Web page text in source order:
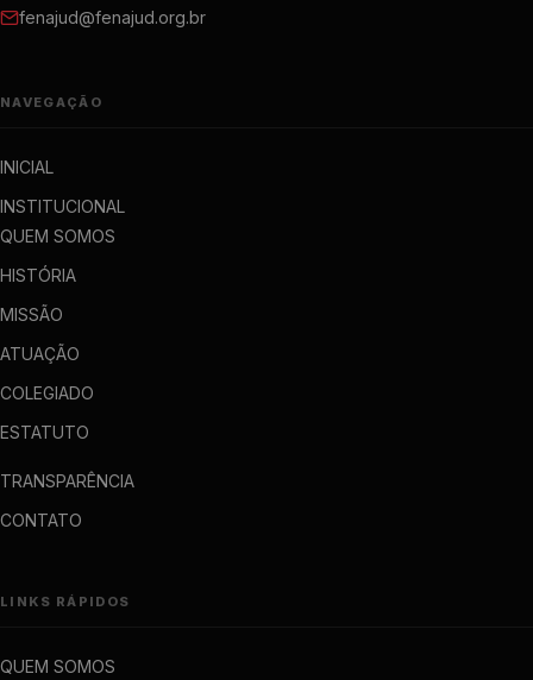
fenajud@fenajud.org.br
NAVEGAÇÃO
INICIAL
INSTITUCIONAL
QUEM SOMOS
HISTÓRIA
MISSÃO
ATUAÇÃO
COLEGIADO
ESTATUTO
TRANSPARÊNCIA
CONTATO
LINKS RÁPIDOS
QUEM SOMOS